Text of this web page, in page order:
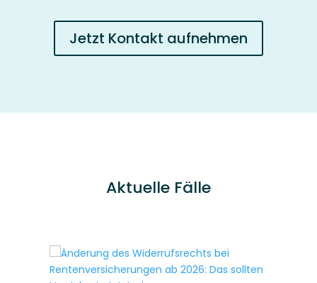
Jetzt Kontakt aufnehmen
Aktuelle Fälle